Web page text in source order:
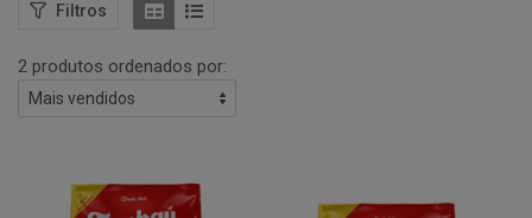
Filtros
2 produtos ordenados por: